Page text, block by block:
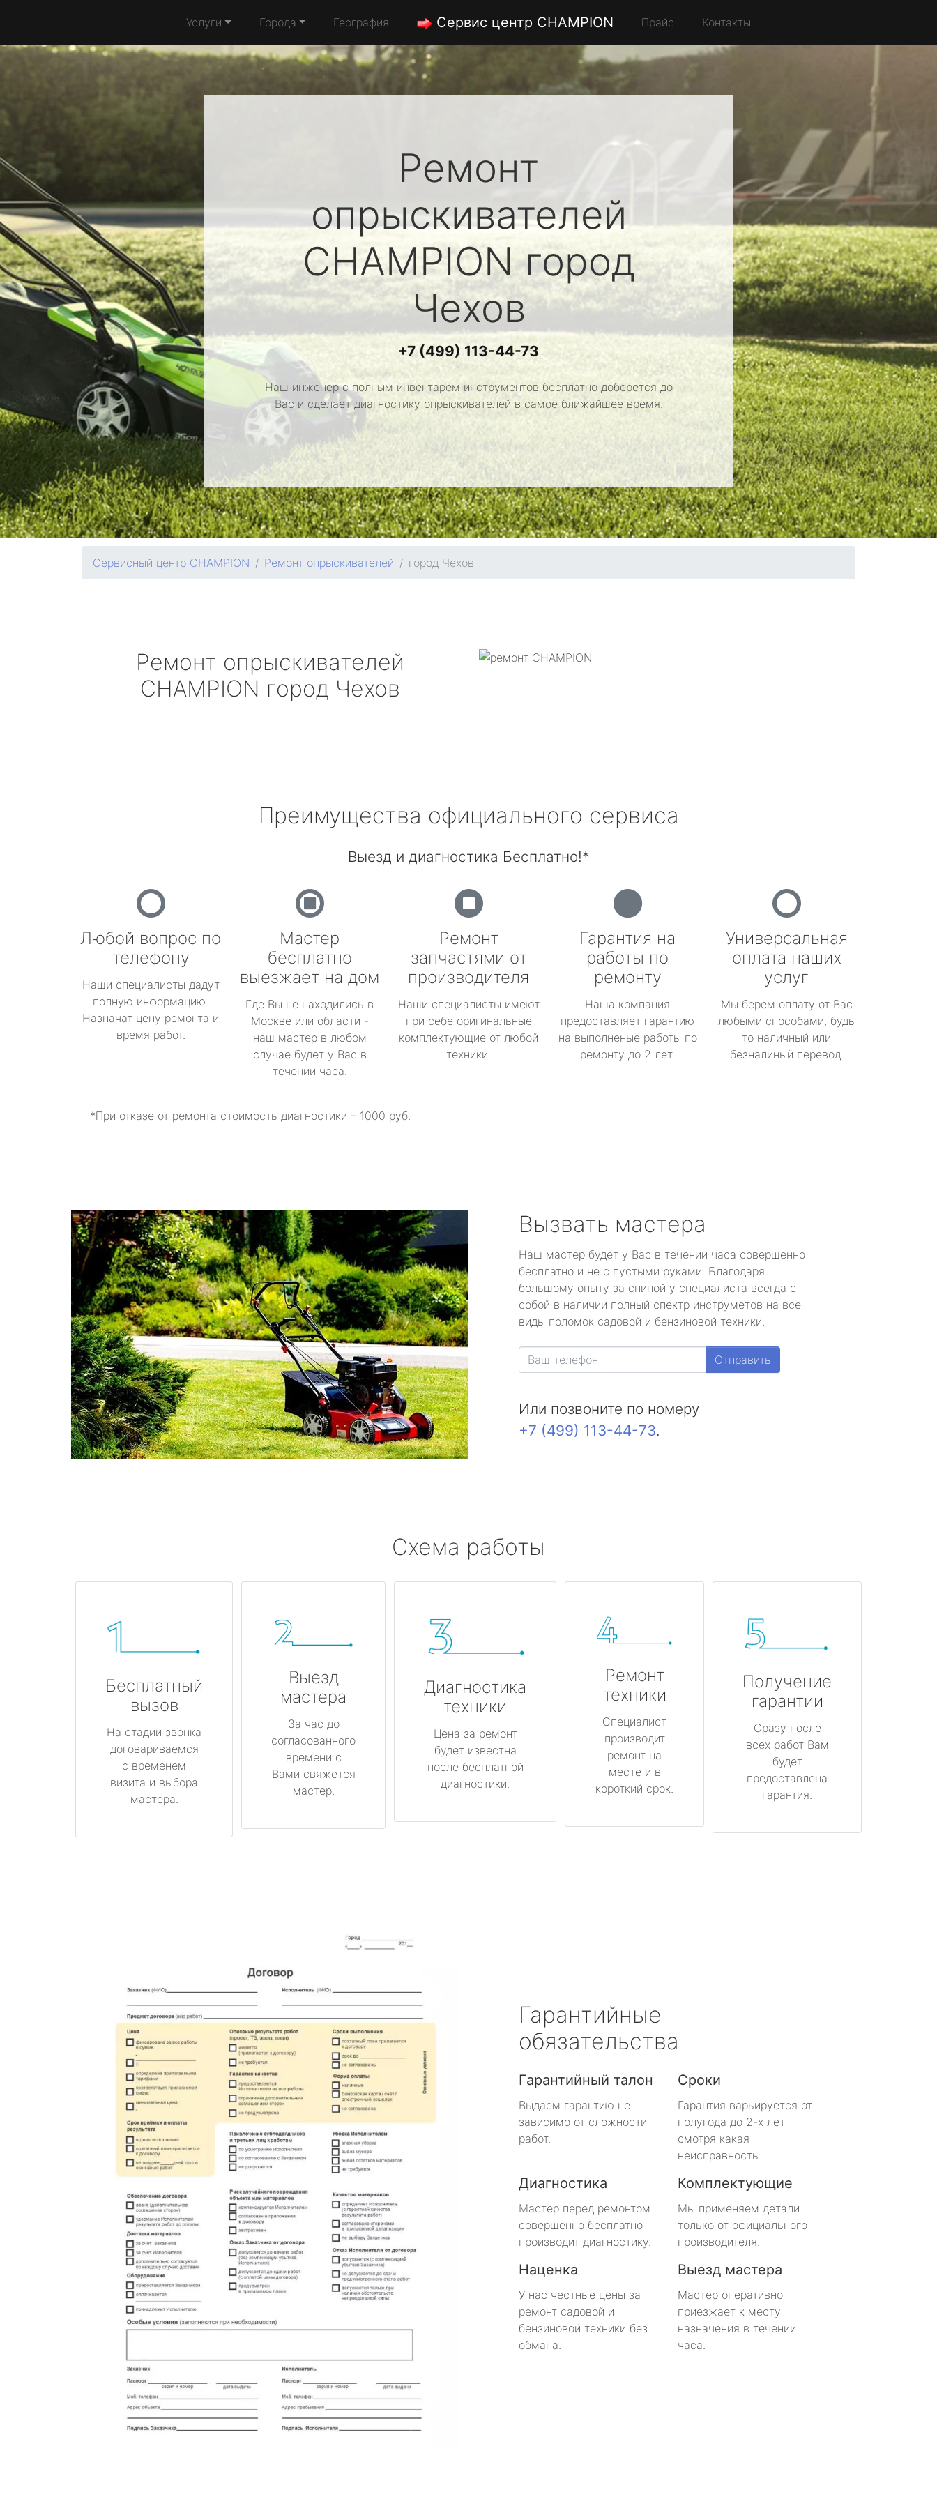
Услуги Города География Сервис центр CHAMPION Прайс Контакты
Ремонт
опрыскивателей
CHAMPIONгород
Чехов
+7 (499) 113-44-73
Наш инженер с полным инвентарем инструментов бесплатно доберется до
Вас и сделает диагностику опрыскивателей в самое ближайшее время.
Сервисный центр CHAMPION Ремонт опрыскивателей город Чехов
Ремонт опрыскивателей
CHAMPION город Чехов
Преимущества официального сервиса
Выезд и диагностика Бесплатно!*
Любой вопрос по
телефону
Наши специалисты дадут
полную информацию.
Назначат цену ремонта и
время работ.
Мастер
бесплатно
выезжает на дом
Где Вы не находились в
Москве или области -
наш мастер в любом
случае будет у Вас в
течении часа.
Ремонт
запчастями от
производителя
Наши специалисты имеют
при себе оригинальные
комплектующие от любой
техники.
Гарантия на
работы по
ремонту
Наша компания
предоставляет гарантию
на выполненые работы по
ремонту до 2 лет.
Универсальная
оплата наших
услуг
Мы берем оплату от Вас
любыми способами, будь
то наличный или
безналиный перевод.
*При отказе от ремонта стоимость диагностики – 1000 руб.
Вызвать мастера
Наш мастер будет у Вас в течении часа совершенно
бесплатно и не с пустыми руками. Благодаря
большому опыту за спиной у специалиста всегда с
собой в наличии полный спектр инструметов на все
виды поломок садовой и бензиновой техники.
Отправить
Или позвоните по номеру
+7 (499) 113-44-73.
Схема работы
Бесплатный
вызов
На стадии звонка
договариваемся
с временем
визита и выбора
мастера.
Выезд
мастера
За час до
согласованного
времени с
Вами свяжется
мастер.
Диагностика
техники
Цена за ремонт
будет известна
после бесплатной
диагностики.
Ремонт
техники
Специалист
производит
ремонт на
месте и в
короткий срок.
Получение
гарантии
Сразу после
всех работ Вам
будет
предоставлена
гарантия.
Гарантийные
обязательства
Гарантийный талон
Выдаем гарантию не
зависимо от сложности
работ.
Сроки
Гарантия варьируется от
полугода до 2-х лет
смотря какая
неисправность.
Диагностика
Мастер перед ремонтом
совершенно бесплатно
производит диагностику.
Комплектующие
Мы применяем детали
только от официального
производителя.
Наценка
У нас честные цены за
ремонт садовой и
бензиновой техники без
обмана.
Выезд мастера
Мастер оперативно
приезжает к месту
назначения в течении
часа.